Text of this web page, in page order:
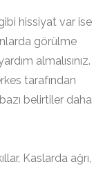
hissiyat var ise
görülme
almalısınız.
tarafından
belirtiler daha
Kaslarda ağrı,